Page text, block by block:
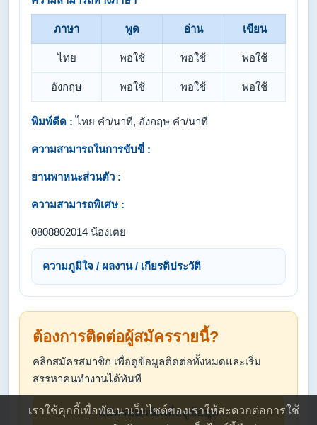
ภาษา พูด อ่าน เขียน
ไทย พอใช้ พอใช้ พอใช้
อังกฤษ พอใช้ พอใช้ พอใช้
พิมพ์ดีด : ไทย คำ/นาที, อังกฤษ คำ/นาที
ความสามารถในการขับขี่ :
ยานพาหนะส่วนตัว :
ความสามารถพิเศษ :
0808802014 น้องเตย
ความภูมิใจ / ผลงาน / เกียรติประวัติ
ต้องการติดต่อผู้สมัครรายนี้?
คลิกสมัครสมาชิก เพื่อดูข้อมูลติดต่อทั้งหมดและเริ่ม
สรรหาคนทำงานได้ทันที
สมัครสมาชิกเพื่อดูข้อมูล
เราใช้คุกกี้เพื่อพัฒนาเว็บไซต์ของเราให้สะดวกต่อการใช้